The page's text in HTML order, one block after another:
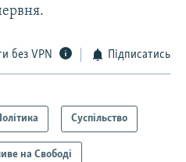
без VPN Підписатись
Суспільство
на Свободі